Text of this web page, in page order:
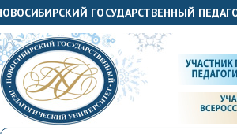
ГОСУДАРСТВЕННЫЙ